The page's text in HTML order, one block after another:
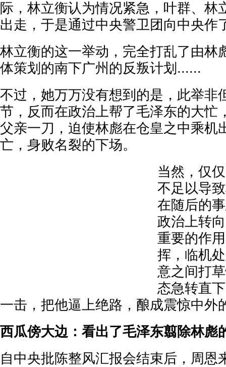
际，林立衡认为情况紧急，叶群、林
出走，于是通过中央警卫团向中央作
林立衡的这一举动，完全打乱了由林
体策划的南下广州的反叛计划......
不过，她万万没有想到的是，此举非
节，反而在政治上帮了毛泽东的大忙
父亲一刀，迫使林彪在仓皇之中乘机
亡，身败名裂的下场。
当然，仅
不足以导
在随后的
政治上转
重要的作
挥，临机
意之间打
态急转直
一击，把他逼上绝路，酿成震惊中外
西瓜傍大边：看出了毛泽东翦除林彪
自中央批陈整风汇报会结束后，周恩